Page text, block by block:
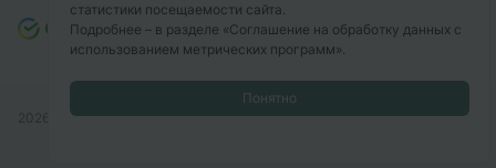
2026 © «NIKAMEB». Все права защищены.
статистики посещаемости сайта.
Подробнее – в разделе «Соглашение на обработку данных с
использованием метрических программ».
Понятно